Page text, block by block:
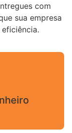
com
sua empresa